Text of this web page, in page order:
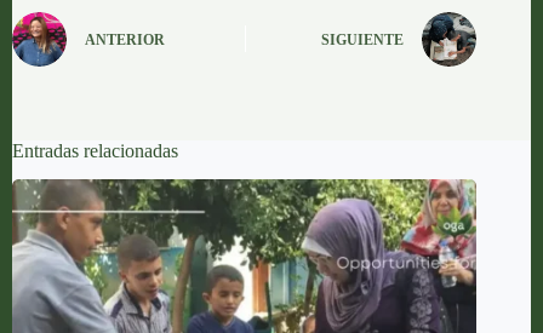
ANTERIOR SIGUIENTE
Entradas relacionadas